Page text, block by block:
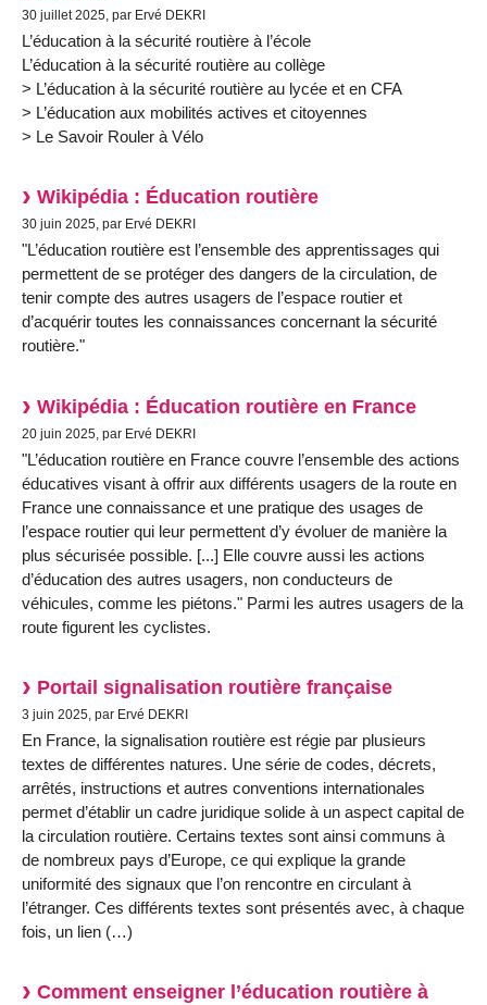
30 juillet 2025, par Ervé DEKRI
L’éducation à la sécurité routière à l’école
L’éducation à la sécurité routière au collège
> L’éducation à la sécurité routière au lycée et en CFA
> L’éducation aux mobilités actives et citoyennes
> Le Savoir Rouler à Vélo
Wikipédia : Éducation routière
30 juin 2025, par Ervé DEKRI
"L’éducation routière est l’ensemble des apprentissages qui
permettent de se protéger des dangers de la circulation, de
tenir compte des autres usagers de l’espace routier et
d’acquérir toutes les connaissances concernant la sécurité
routière."
Wikipédia : Éducation routière en France
20 juin 2025, par Ervé DEKRI
"L’éducation routière en France couvre l’ensemble des actions
éducatives visant à offrir aux différents usagers de la route en
France une connaissance et une pratique des usages de
l’espace routier qui leur permettent d’y évoluer de manière la
plus sécurisée possible. [...] Elle couvre aussi les actions
d’éducation des autres usagers, non conducteurs de
véhicules, comme les piétons." Parmi les autres usagers de la
route figurent les cyclistes.
Portail signalisation routière française
3 juin 2025, par Ervé DEKRI
En France, la signalisation routière est régie par plusieurs
textes de différentes natures. Une série de codes, décrets,
arrêtés, instructions et autres conventions internationales
permet d’établir un cadre juridique solide à un aspect capital de
la circulation routière. Certains textes sont ainsi communs à
de nombreux pays d’Europe, ce qui explique la grande
uniformité des signaux que l’on rencontre en circulant à
l’étranger. Ces différents textes sont présentés avec, à chaque
fois, un lien (…)
Comment enseigner l’éducation routière à